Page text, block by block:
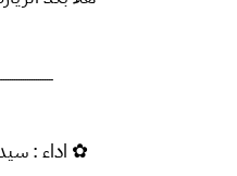
✿ اداء :